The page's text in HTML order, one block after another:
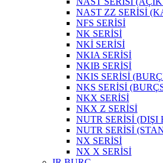
NAST ZZ SERİSİ
NFS SERİSİ
NK SERİSİ
NKİ SERİSİ
NKIA SERİSİ
NKIB SERİSİ
NKIS SERİSİ
NKS SERİSİ
NKX SERİSİ
NKX Z SERİSİ
NUTR SERİSİ (DIŞI
NUTR SERİSİ
NX SERİSİ
NX X SERİSİ